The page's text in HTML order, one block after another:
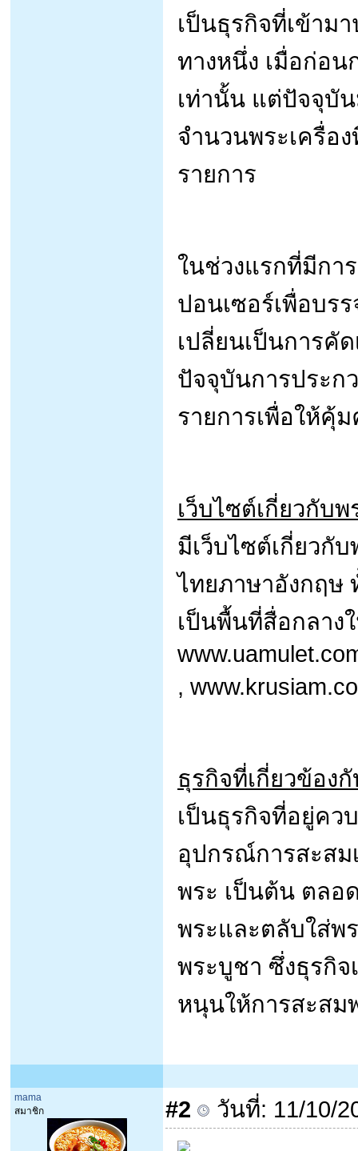
เป็นธุรกิจที่เข้าม
ทางหนึ่ง เมื่อก่อน
เท่านั้น แต่ปัจจุบั
จำนวนพระเครื่อ
รายการ
ในช่วงแรกที่มีกา
ปอนเซอร์เพื่อบร
เปลี่ยนเป็นการคั
ปัจจุบันการประก
รายการเพื่อให้คุ้
เว็บไซต์เกี่ยวกับพ
มีเว็บไซต์เกี่ยวกั
ไทยภาษาอังกฤษ
เป็นพื้นที่สื่อกลาง
,
ธุรกิจที่เกี่ยวข้อง
เป็นธุรกิจที่อยู่คว
อุปกรณ์การสะส
พระ เป็นต้น ตลอ
พระและตลับใส่พ
พระบูชา ซึ่งธุรกิ
หนุนให้การสะสม
mama
สมาชิก
#2 วันที่: 11/10/